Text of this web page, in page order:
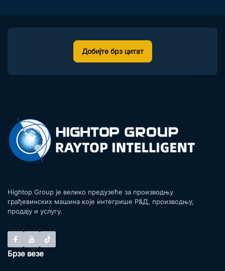
Добијте брз цитат
Hightop Group је велико предузеће за производњу
грађевинских машина које интегрише Р&Д, производњу,
продају и услугу.
Брзе везе